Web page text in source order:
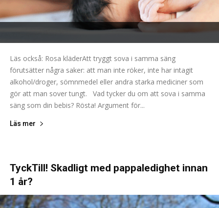
Läs också: Rosa kläderAtt tryggt sova i samma säng
förutsätter några saker: att man inte röker, inte har intagit
alkohol/droger, sömnmedel eller andra starka mediciner som
gör att man sover tungt. Vad tycker du om att sova i samma
säng som din bebis? Rösta! Argument för...
Läs mer
TyckTill! Skadligt med pappaledighet innan
1 år?